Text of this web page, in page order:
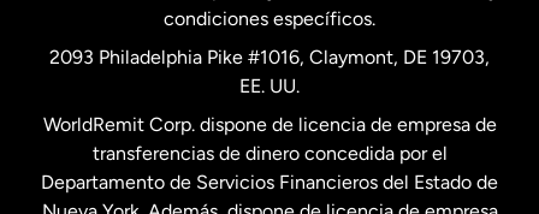
Países Bajos
Suecia
condiciones específicos.
2093 Philadelphia Pike #1016, Claymont, DE 19703,
EE. UU.
WorldRemit Corp. dispone de licencia de empresa de
transferencias de dinero concedida por el
Departamento de Servicios Financieros del Estado de